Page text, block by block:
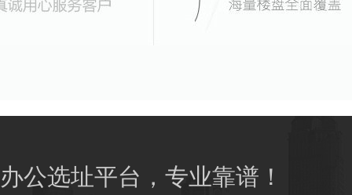
办公选址平台，专业靠谱！